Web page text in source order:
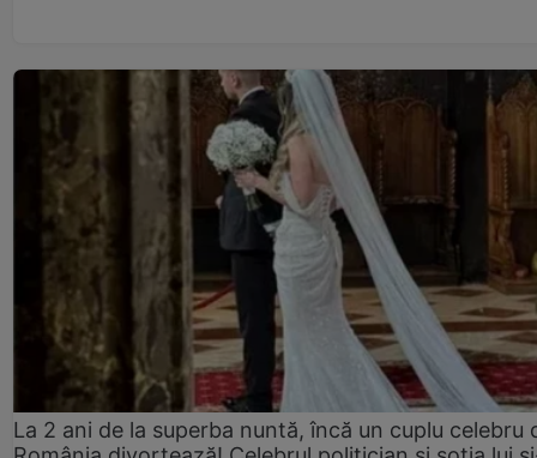
La 2 ani de la superba nuntă, încă un cuplu celebru